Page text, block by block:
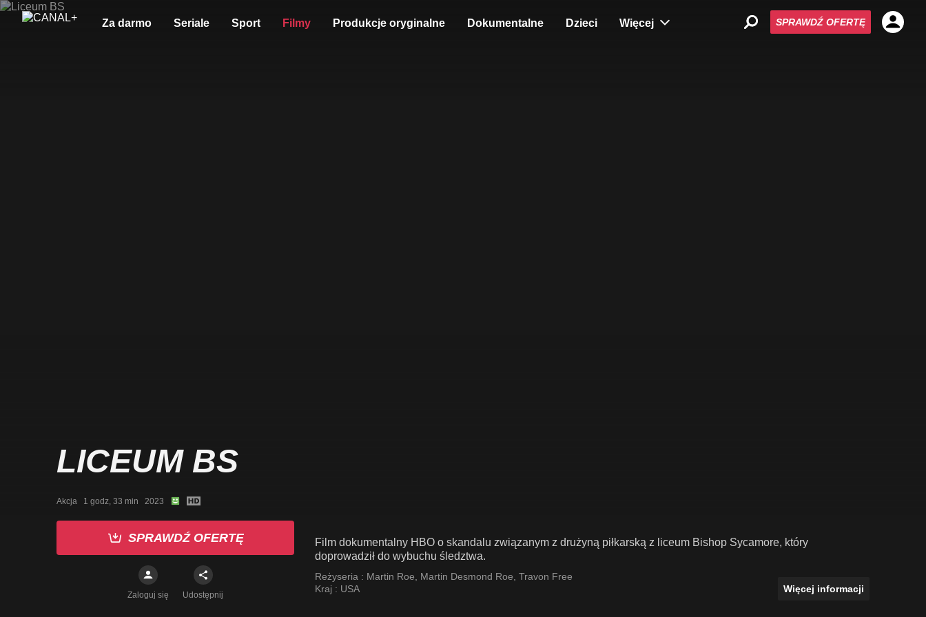
Za darmo Seriale Sport Filmy Produkcje oryginalne Dokumentalne Dzieci Więcej SPRAWDŹ OFERTĘ
LICEUM BS
Akcja   1 godz, 33 min   2023
SPRAWDŹ OFERTĘ
Zaloguj się Udostępnij
Film dokumentalny HBO o skandalu związanym z drużyną piłkarską z liceum Bishop Sycamore, który
doprowadził do wybuchu śledztwa.
Reżyseria : Martin Roe Martin Desmond Roe Travon Free
Kraj : USA Więcej informacji